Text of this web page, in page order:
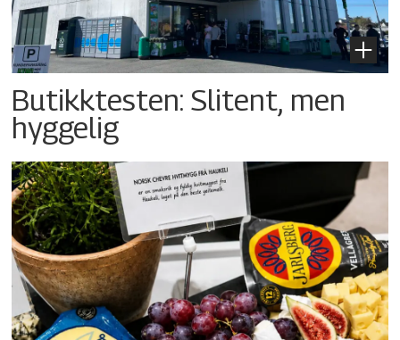
Butikktesten: Slitent, men
hyggelig